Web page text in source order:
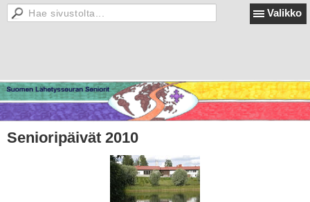
Valikko
Senioripäivät 2010